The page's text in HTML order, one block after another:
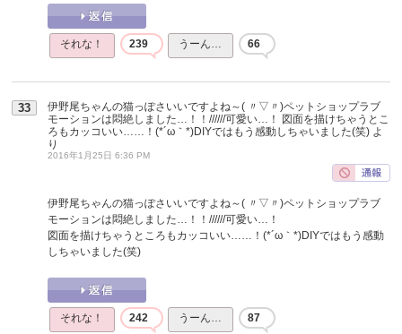
それな！ 239 うーん… 66
33
伊野尾ちゃんの猫っぽさいいですよね～( 〃▽〃)ペットショップラブ
モーションは悶絶しました…！！//////可愛い…！ 図面を描けちゃうとこ
ろもカッコいい……！(*´ω｀*)DIYではもう感動しちゃいました(笑) よ
り
2016年1月25日 6:36 PM
伊野尾ちゃんの猫っぽさいいですよね～( 〃▽〃)ペットショップラブ
モーションは悶絶しました…！！//////可愛い…！
図面を描けちゃうところもカッコいい……！(*´ω｀*)DIYではもう感動
しちゃいました(笑)
それな！ 242 うーん… 87